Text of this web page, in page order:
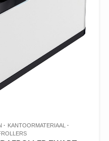
KANTOORMATERIAAL